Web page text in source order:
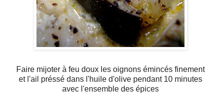
Faire mijoter à feu doux les oignons émincés finement
et l'ail préssé dans l'huile d'olive pendant 10 minutes
avec l'ensemble des épices